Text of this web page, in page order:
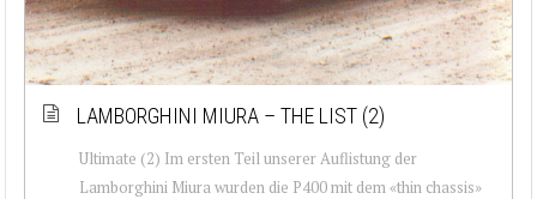
LAMBORGHINI MIURA – THE LIST (2)
Ultimate (2) Im ersten Teil unserer Auflistung der
Lamborghini Miura wurden die P400 mit dem «thin chassis»